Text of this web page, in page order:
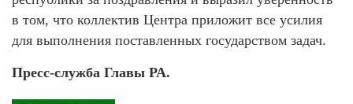
в том, что коллектив Центра приложит все усилия
для выполнения поставленных государством задач.
Пресс-служба Главы РА.